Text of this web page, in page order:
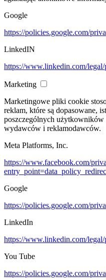
Google
https://policies.google.com/
LinkedIN
https://www.linkedin.com/
Marketing
Marketingowe pliki cookie
reklam, które są dopasowane,
poszczególnych użytkowników
wydawców i reklamodawców.
Meta Platforms, Inc.
https://www.facebook.com/
Google
https://policies.google.com/
LinkedIn
https://www.linkedin.com/
You Tube
https://policies.google.com/